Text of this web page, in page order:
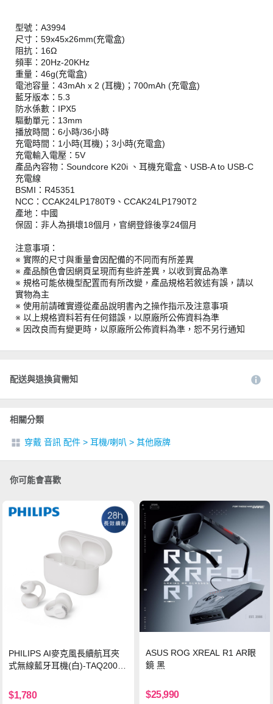
型號：A3994
尺寸：59x45x26mm(充電盒)
阻抗：16Ω
頻率：20Hz-20KHz
重量：46g(充電盒)
電池容量：43mAh x 2 (耳機)；700mAh (充電盒)
藍牙版本：5.3
防水係數：IPX5
驅動單元：13mm
播放時間：6小時/36小時
充電時間：1小時(耳機)；3小時(充電盒)
充電輸入電壓：5V
產品內容物：Soundcore K20i 、耳機充電盒、USB-A to USB-C
充電線
BSMI：R45351
NCC：CCAK24LP1780T9、CCAK24LP1790T2
產地：中國
保固：非人為損壞18個月，官網登錄後享24個月
注意事項：
※ 實際的尺寸與重量會因配備的不同而有所差異
※ 產品顏色會因網頁呈現而有些許差異，以收到實品為準
※ 規格可能依機型配置而有所改變，產品規格若敘述有誤，請以
實物為主
※ 使用前請確實遵從產品說明書內之操作指示及注意事項
※ 以上規格資料若有任何錯誤，以原廠所公佈資料為準
※ 因改良而有變更時，以原廠所公佈資料為準，恕不另行通知
配送與退換貨需知
相關分類
穿戴 音訊 配件 > 耳機/喇叭 > 其他廠牌
你可能會喜歡
PHILIPS AI麥克風長續航耳夾
式無線藍牙耳機(白)-TAQ2000
$1,780
ASUS ROG XREAL R1 AR眼
鏡 黑
$25,990